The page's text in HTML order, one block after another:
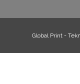
Global Print -